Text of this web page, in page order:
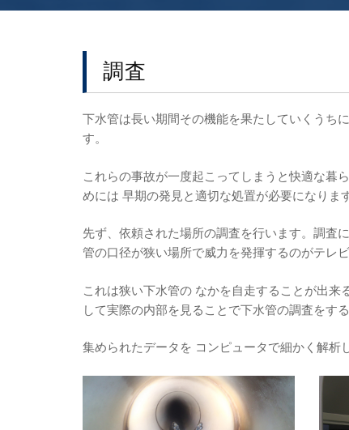
調査
下水管は長い期間その機能を果たしていくうち
す。
これらの事故が一度起こってしまうと快適な暮
めには 早期の発見と適切な処置が必要になります
先ず、依頼された場所の調査を行います。調査
管の口径が狭い場所で威力を発揮するのがテレビ
これは狭い下水管の なかを自走することが出
して実際の内部を見ることで下水管の調査をする
集められたデータを コンピュータで細かく解析